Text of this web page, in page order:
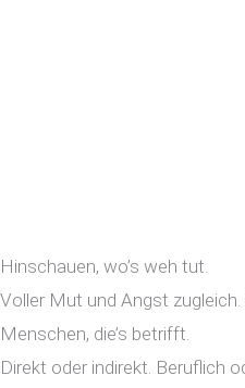
Hinschauen, wo’s weh tut.
Voller Mut und Angst
Menschen, die’s betrifft.
Direkt oder indirekt. Beruflich